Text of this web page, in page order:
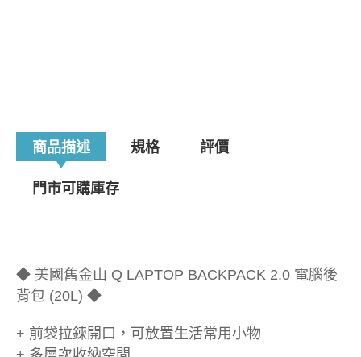
商品描述 規格 評價
門市可購庫存
◆ 美國舊金山 Q LAPTOP BACKPACK 2.0 電腦後
背包 (20L) ◆
+ 前袋拉鍊開口，可放置生活常用小物